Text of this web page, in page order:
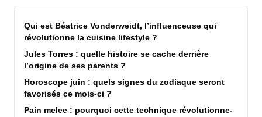
Qui est Béatrice Vonderweidt, l’influenceuse qui
révolutionne la cuisine lifestyle ?
Jules Torres : quelle histoire se cache derrière
l’origine de ses parents ?
Horoscope juin : quels signes du zodiaque seront
favorisés ce mois-ci ?
Pain melee : pourquoi cette technique révolutionne-